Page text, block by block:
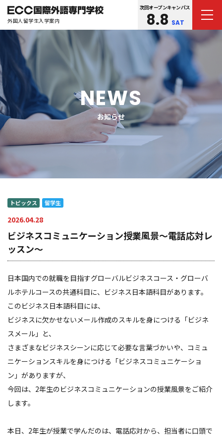
外国人留学生入学案内
次回オープンキャンパス
8.8 SAT
NEWS
お知らせ
トピックス 留学生
2026.04.28
ビジネスコミュニケーション授業風景～電話応対レ
ッスン～
日本国内での就職を目指すグローバルビジネスコース・グローバ
ルホテルコースの共通科目に、ビジネス日本語科目があります。
このビジネス日本語科目には、
ビジネスに欠かせないメール作成のスキルを身につける「ビジネ
スメール」と、
さまざまなビジネスシーンに応じて必要な言葉づかいや、コミュ
ニケーションスキルを身につける「ビジネスコミュニケーショ
ン」がありますが、
今回は、2年生のビジネスコミュニケーションの授業風景をご紹介
します。
本日、2年生が授業で学んだのは、電話応対から、担当者に口頭で